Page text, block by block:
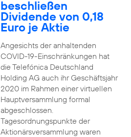
beschließen
Dividende von 0,18
Euro je Aktie
Angesichts der anhaltenden
COVID-19-Einschränkungen hat
die Telefónica Deutschland
Holding AG auch ihr Geschäftsjahr
2020 im Rahmen einer virtuellen
Hauptversammlung formal
abgeschlossen.
Tagesordnungspunkte der
Aktionärsversammlung waren